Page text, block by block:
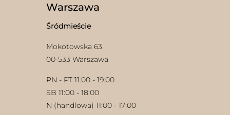
Warszawa
Śródmieście
Mokotowska 63
00-533 Warszawa
PN - PT 11:00 - 19:00
SB 11:00 - 18:00
N (handlowa) 11:00 - 17:00